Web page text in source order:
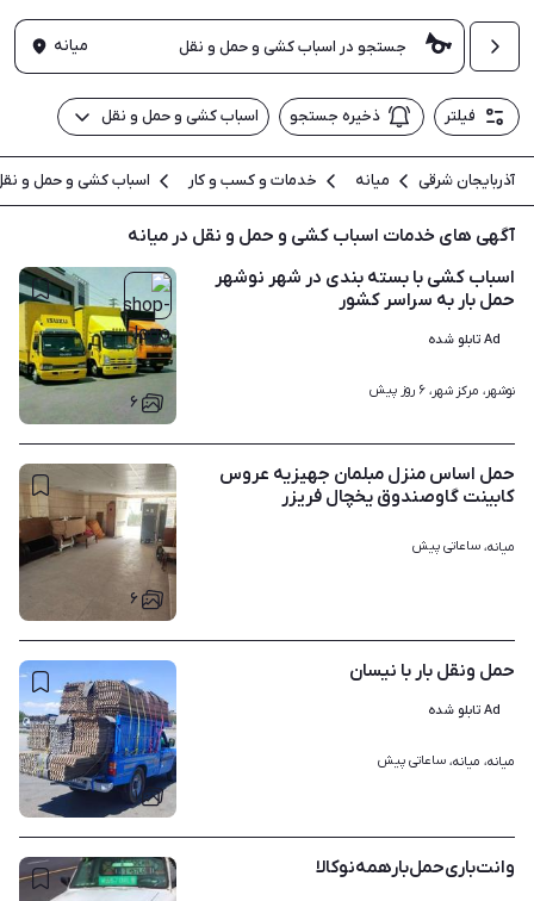
میانه
فیلتر ذخیره جستجو اسباب کشی و حمل و نقل
آذربایجان شرقی میانه خدمات و کسب و کار اسباب کشی و حمل و
آگهی های خدمات اسباب کشی و حمل و نقل در میانه
۶
اسباب کشی با بسته بندی در شهر نوشهر
حمل بار به سراسر کشور
Ad تابلو شده
نوشهر، مرکز شهر، ۶ روز پیش
۶
حمل اساس منزل مبلمان جهیزیه عروس
کابینت گاوصندوق یخچال فریزر
میانه، ساعاتی پیش
۱
حمل ونقل بار با نیسان
Ad تابلو شده
میانه، میانه، ساعاتی پیش
وانت‌باری‌حمل‌بار‌همه‌نو‌کالا